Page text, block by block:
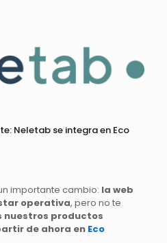
Neletab se integra en Eco
importante cambio: la web
operativa, pero no te
nuestros productos
de ahora en Eco